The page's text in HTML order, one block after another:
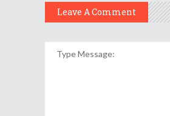
Leave A Comment